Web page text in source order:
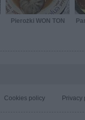
Pierożki WON TON
Cookies policy Privacy